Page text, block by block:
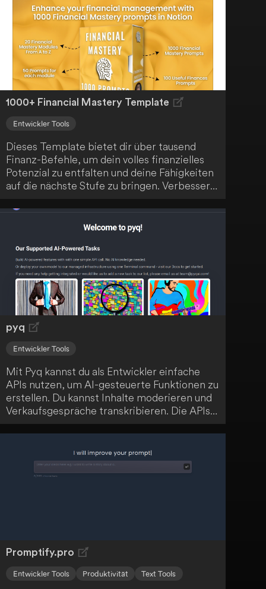
entscheidende Komponente in der
Datenverarbeitung für verschiedene Geräte
und Plattformen und spielt eine wichtige
Rolle bei Aktivitäten wie der Rangordnung
von Online-Suchergebnissen oder der
Organisation von Social-Media-Beiträgen.
1000+ Financial Mastery Template
Entwickler Tools
Dieses Template bietet dir über tausend
Finanz-Befehle, um dein volles finanzielles
Potenzial zu entfalten und deine Fähigkeiten
auf die nächste Stufe zu bringen. Verbessere
ultimativen Sammlung von 1000+
Finanzfragen. Entdecke dein finanzielles
mit dieser umfangreichen Sammlung.
pyq
Entwickler Tools
Mit Pyq kannst du als Entwickler einfache
APIs nutzen, um AI-gesteuerte Funktionen zu
erstellen. Du kannst Inhalte moderieren und
Verkaufsgespräche transkribieren. Die APIs
sind innerhalb von 5 Minuten einsatzbereit.
Promptify.pro
Entwickler Tools Produktivität Text Tools